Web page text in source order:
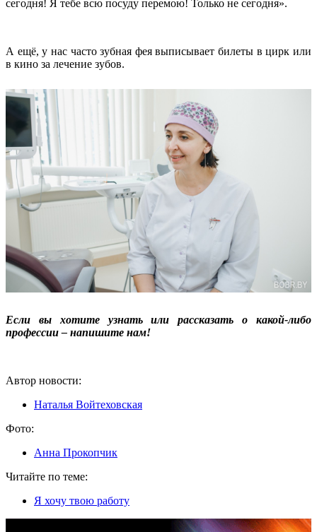
сегодня! Я тебе всю посуду перемою! Только не сегодня».
А ещё, у нас часто зубная фея выписывает билеты в цирк или
в кино за лечение зубов.
Если вы хотите узнать или рассказать о какой-либо
профессии – напишите нам!
Автор новости:
Наталья Войтеховская
Фото:
Анна Прокопчик
Читайте по теме:
Я хочу твою работу